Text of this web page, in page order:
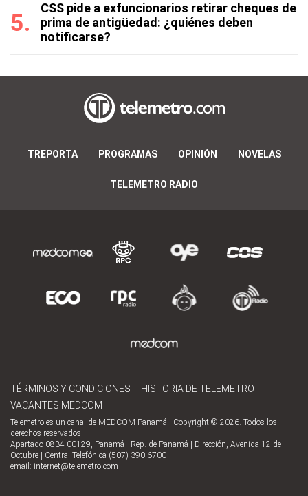
CSS pide a exfuncionarios retirar cheques de
prima de antigüedad: ¿quiénes deben
notificarse?
TREPORTA PROGRAMAS OPINIÓN NOVELAS
TELEMETRO RADIO
TÉRMINOS Y CONDICIONES
HISTORIA DE TELEMETRO
VACANTES MEDCOM
Telemetro es un canal de MEDCOM Panamá | Copyright © 2026. Todos los
derechos reservados.
Apartado 0834-00129, Panamá - Rep. de Panamá | Dirección, Avenida 12 de
Octubre | Central Telefónica (507) 390-6700
email: internet@telemetro.com